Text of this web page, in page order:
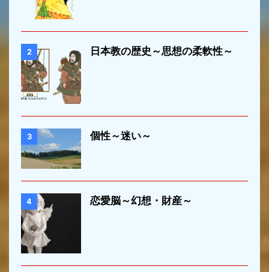
2 日本教の歴史～思想の柔軟性～
3 個性～迷い～
4 恋愛脳～幻想・財産～